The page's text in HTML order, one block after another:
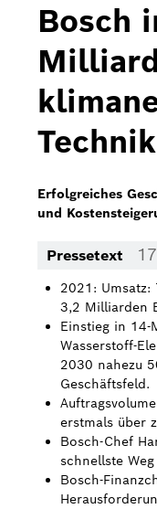
Buderus
Hausgeräte
Downloads
Fotos
Videos
Über uns
Bosch in
Karriere bei
Bosch
Kontakt
Bosch
Technik
Erfolgreiches
und
Pressetext
2021:
3,2 Milliarden
Einstieg in 14-
Wasserstoff-
2030 nahezu
Geschäftsfeld.
erstmals über
Bosch-Chef
schnellste
Bosch-